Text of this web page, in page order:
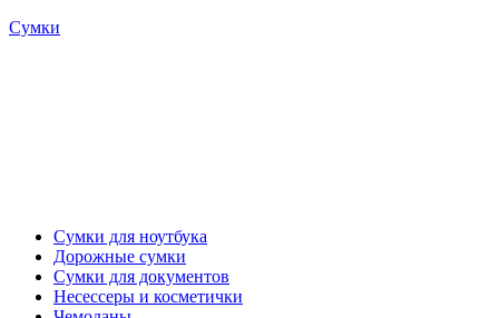
Сумки
Сумки для ноутбука
Дорожные сумки
Сумки для документов
Несессеры и косметички